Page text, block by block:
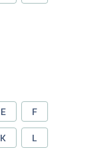
E F
K L